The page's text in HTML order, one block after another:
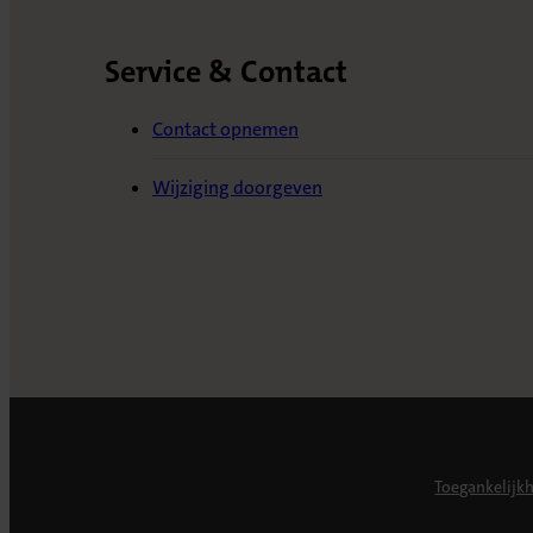
Service & Contact
Contact opnemen
Wijziging doorgeven